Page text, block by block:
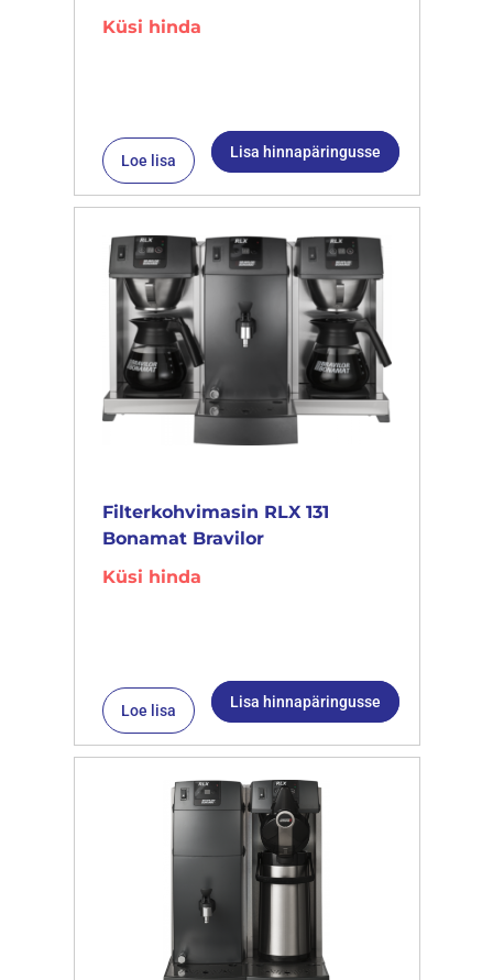
Küsi hinda
Loe lisa Lisa hinnapäringusse
Filterkohvimasin RLX 131
Bonamat Bravilor
Küsi hinda
Loe lisa Lisa hinnapäringusse